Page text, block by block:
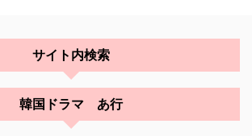
サイト内検索
韓国ドラマ あ行